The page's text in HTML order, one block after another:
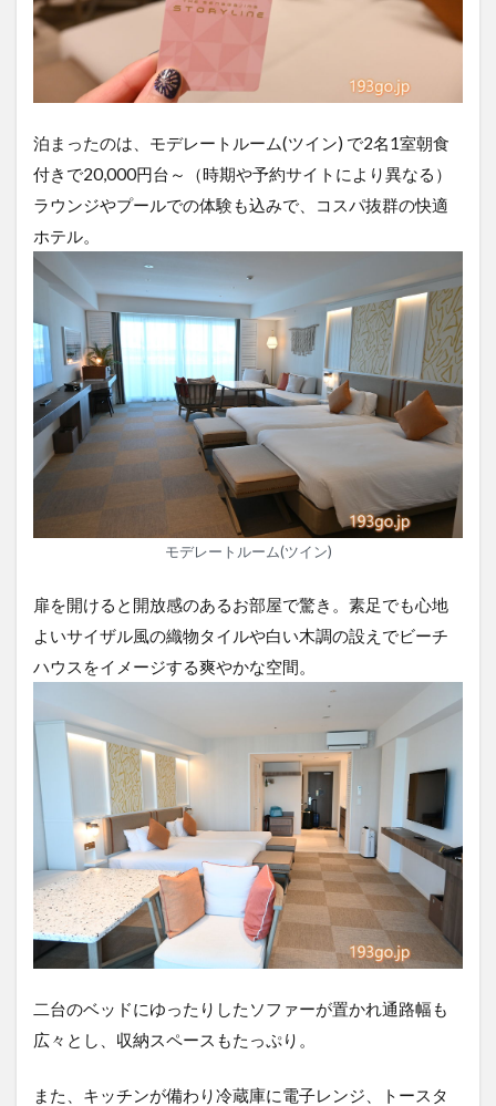
泊まったのは、モデレートルーム(ツイン) で2名1室朝食
付きで20,000円台～（時期や予約サイトにより異なる）
ラウンジやプールでの体験も込みで、コスパ抜群の快適
ホテル。
モデレートルーム(ツイン)
扉を開けると開放感のあるお部屋で驚き。素足でも心地
よいサイザル風の織物タイルや白い木調の設えでビーチ
ハウスをイメージする爽やかな空間。
二台のベッドにゆったりしたソファーが置かれ通路幅も
広々とし、収納スペースもたっぷり。
また、キッチンが備わり冷蔵庫に電子レンジ、トースタ